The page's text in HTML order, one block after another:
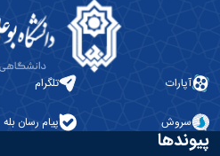
آپارات تلگرام
سروش پیام رسان بله
پیوندها